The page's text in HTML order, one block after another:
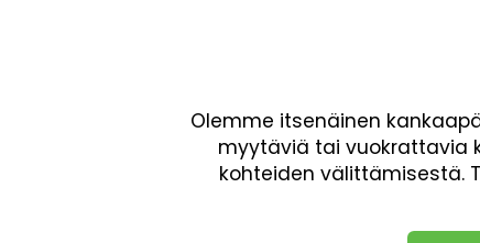
Olemme itsenäinen
myytäviä tai vuokrattavia
kohteiden välittämisestä.